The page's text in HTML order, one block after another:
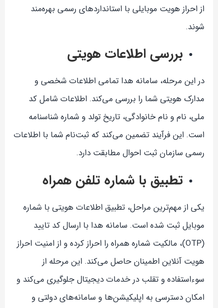
از احراز هویت موبایلی با استانداردهای رسمی بهره‌مند
شوند.
بررسی اطلاعات هویتی
در این مرحله، سامانه هدا تمامی اطلاعات شخصی و
مدارک هویتی شما را بررسی می‌کند. اطلاعات شامل کد
ملی، نام و نام خانوادگی، تاریخ تولد و شماره شناسنامه
است. این فرآیند تضمین می‌کند که ثبت‌نام شما با اطلاعات
رسمی سازمان ثبت احوال مطابقت دارد.
تطبیق با شماره تلفن همراه
یکی از مهم‌ترین مراحل، تطبیق اطلاعات هویتی با شماره
موبایل ثبت شده است. سامانه هدا با ارسال کد تایید
(OTP)، مالکیت شماره همراه را احراز کرده و از امنیت احراز
هویت آنلاین اطمینان حاصل می‌کند. این مرحله از
سوءاستفاده و تقلب در خدمات دیجیتال جلوگیری می‌کند و
امکان دسترسی به اپلیکیشن‌ها و سامانه‌های دولتی و